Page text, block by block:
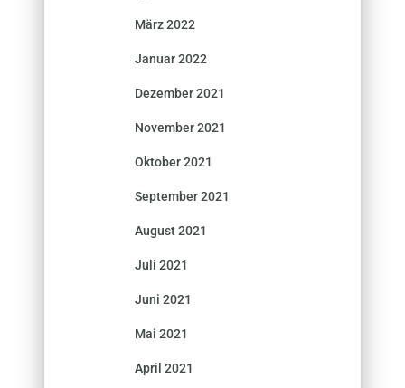
März 2022
Januar 2022
Dezember 2021
November 2021
Oktober 2021
September 2021
August 2021
Juli 2021
Juni 2021
Mai 2021
April 2021